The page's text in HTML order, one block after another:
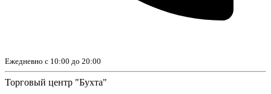
Ежедневно с 10:00 до 20:00
Торговый центр "Бухта"